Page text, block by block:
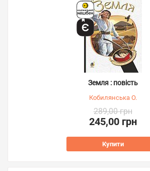
Земля : повість
Кобилянська О.
289,00 грн
245,00 грн
Купити